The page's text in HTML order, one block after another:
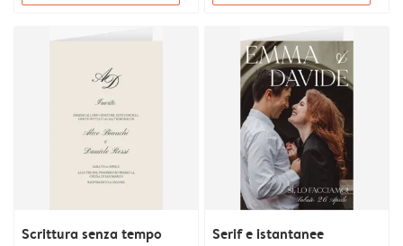
Scrittura senza tempo Serif e istantanee